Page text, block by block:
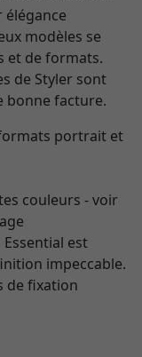
élégance
modèles se
et de formats.
de Styler sont
bonne facture.
portrait et
couleurs - voir
est
impeccable.
de fixation